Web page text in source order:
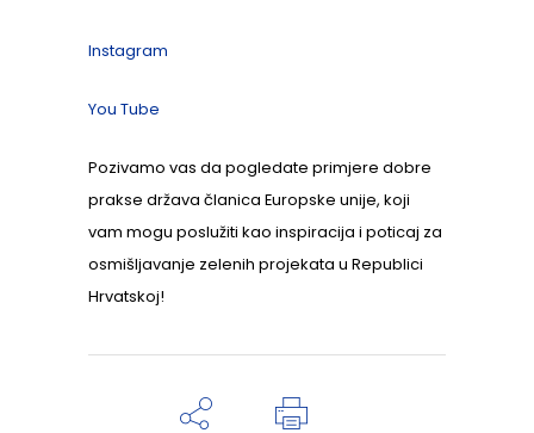
Instagram
You Tube
Pozivamo vas da pogledate primjere dobre
prakse država članica Europske unije, koji
vam mogu poslužiti kao inspiracija i poticaj za
osmišljavanje zelenih projekata u Republici
Hrvatskoj!